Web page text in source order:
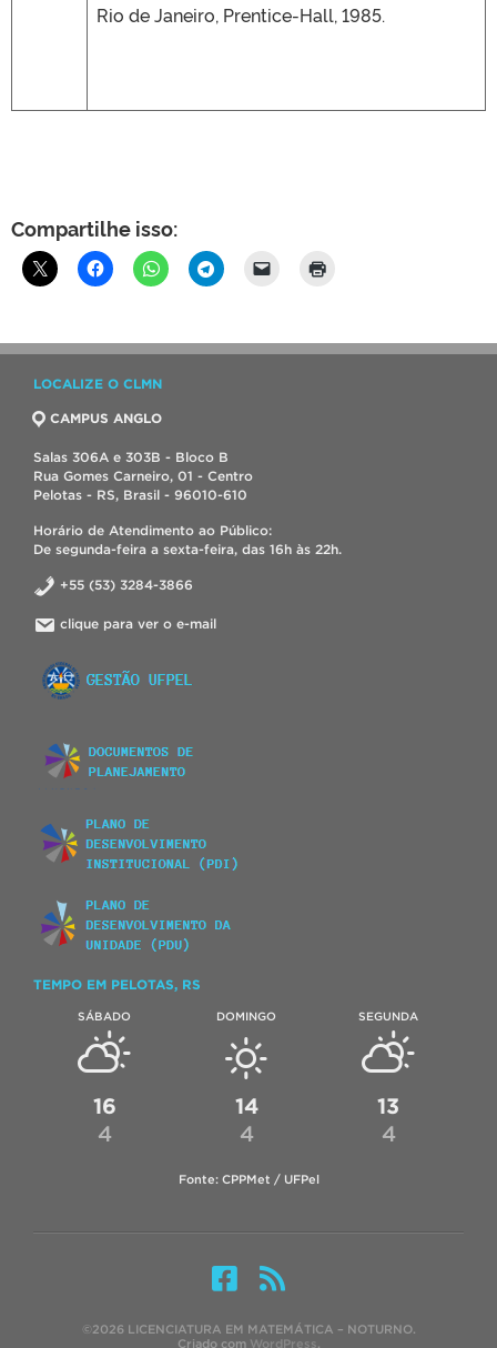
Rio de Janeiro, Prentice-Hall, 1985.
Compartilhe isso:
LOCALIZE O CLMN
CAMPUS ANGLO
Salas 306A e 303B - Bloco B
Rua Gomes Carneiro, 01 - Centro
Pelotas - RS, Brasil - 96010-610
Horário de Atendimento ao Público:
De segunda-feira a sexta-feira, das 16h às 22h.
+55 (53) 3284-3866
clique para ver o e-mail
TEMPO EM PELOTAS, RS
SÁBADO
16
4
DOMINGO
14
4
SEGUNDA
13
4
Fonte: CPPMet / UFPel
©2026 LICENCIATURA EM MATEMÁTICA – NOTURNO.
Criado com WordPress.